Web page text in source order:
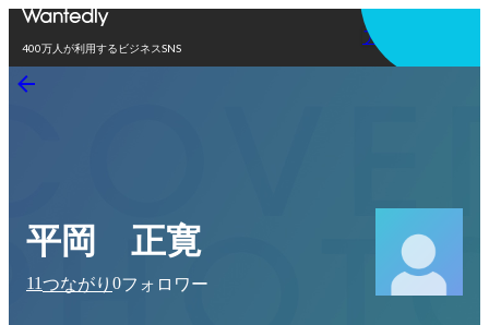
400万人が利用するビジネスSNS
アプリを使う
平岡 正寛
11つながり 0フォロワー